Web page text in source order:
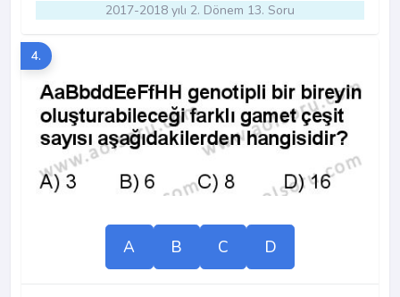
2017-2018 yılı 2. Dönem 13. Soru
4.
A B C D